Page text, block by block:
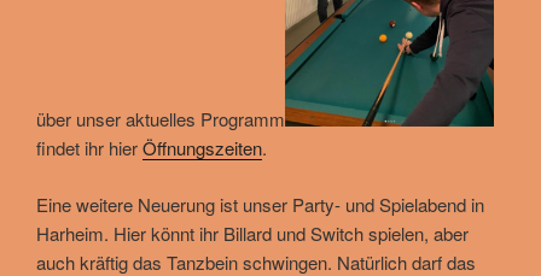
über unser aktuelles Programm
findet ihr hierÖffnungszeiten.
Eine weitere Neuerung ist unser Party- und Spielabend in
Harheim. Hier könnt ihr Billard und Switch spielen, aber
auch kräftig das Tanzbein schwingen. Natürlich darf das